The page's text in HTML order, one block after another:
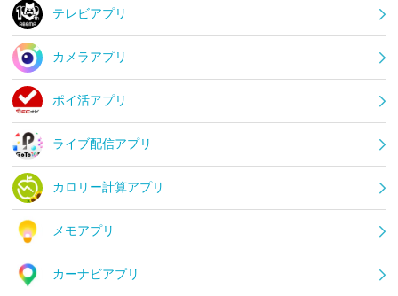
テレビアプリ
カメラアプリ
ポイ活アプリ
ライブ配信アプリ
カロリー計算アプリ
メモアプリ
カーナビアプリ